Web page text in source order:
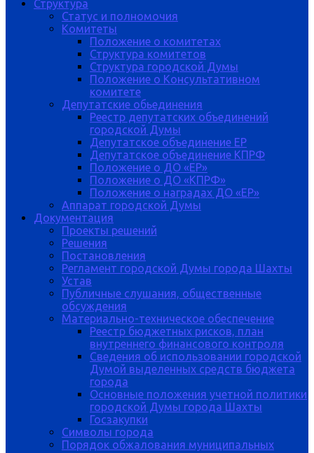
Структура
Статус и полномочия
Комитеты
Положение о комитетах
Структура комитетов
Структура городской Думы
Положение о Консультативном
комитете
Депутатские обьединения
Реестр депутатских объединений
городской Думы
Депутатское объединение ЕР
Депутатское объединение КПРФ
Положение о ДО «ЕР»
Положение о ДО «КПРФ»
Положение о наградах ДО «ЕР»
Аппарат городской Думы
Документация
Проекты решений
Решения
Постановления
Регламент городской Думы города Шахты
Устав
Публичные слушания, общественные
обсуждения
Материально-техническое обеспечение
Реестр бюджетных рисков, план
внутреннего финансового контроля
Сведения об использовании городской
Думой выделенных средств бюджета
города
Основные положения учетной политики
городской Думы города Шахты
Госзакупки
Символы города
Порядок обжалования муниципальных